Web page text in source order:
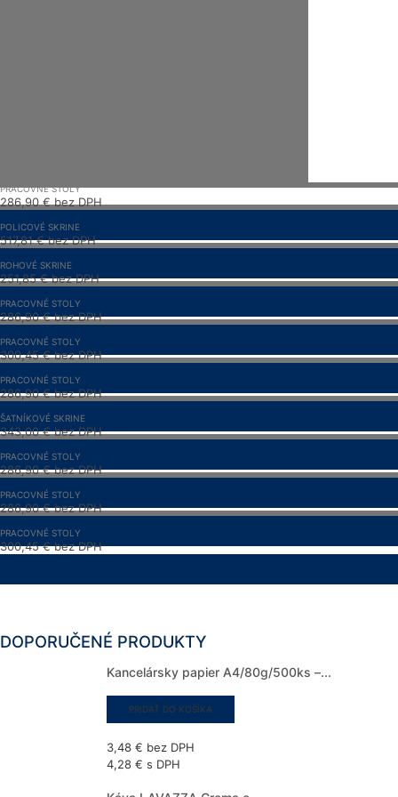
PRACOVNÉ STOLY
286,90€bez DPH
€
POLICOVÉ SKRINE
517,81€bez DPH
636,91
ROHOVÉ SKRINE
251,85€bez DPH
€
PRACOVNÉ STOLY
286,90€bez DPH
€
PRACOVNÉ STOLY
300,45€bez DPH
€
PRACOVNÉ STOLY
286,90€bez DPH
352,89
€
ŠATNÍKOVÉ SKRINE
343,00€bez DPH
€
PRACOVNÉ STOLY
286,90€bez DPH
€
PRACOVNÉ STOLY
286,90€bez DPH
€
PRACOVNÉ STOLY
300,45€bez DPH
DOPORUČENÉ PRODUKTY
Kancelársky papier A4/80g/500ks –...
3,48 € bez DPH
4,28 € s DPH
PRIDAŤ DO KOŠÍKA